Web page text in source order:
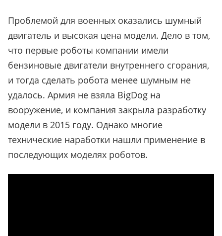
Проблемой для военных оказались шумный
двигатель и высокая цена модели. Дело в том,
что первые роботы компании имели
бензиновые двигатели внутреннего сгорания,
и тогда сделать робота менее шумным не
удалось. Армия не взяла BigDog на
вооружение, и компания закрыла разработку
модели в 2015 году. Однако многие
технические наработки нашли применение в
последующих моделях роботов.